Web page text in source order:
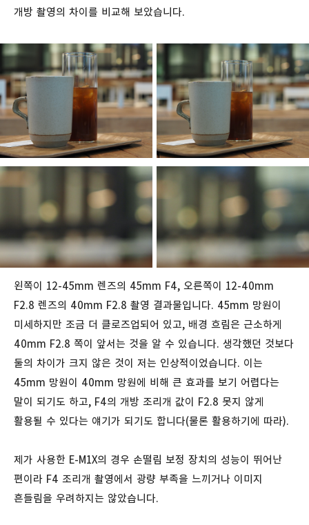
개방 촬영의 차이를 비교해 보았습니다.
왼쪽이 12-45mm 렌즈의 45mm F4, 오른쪽이 12-40mm
F2.8 렌즈의 40mm F2.8 촬영 결과물입니다. 45mm 망원이
미세하지만 조금 더 클로즈업되어 있고, 배경 흐림은 근소하게
40mm F2.8 쪽이 앞서는 것을 알 수 있습니다. 생각했던 것보다
둘의 차이가 크지 않은 것이 저는 인상적이었습니다. 이는
45mm 망원이 40mm 망원에 비해 큰 효과를 보기 어렵다는
말이 되기도 하고, F4의 개방 조리개 값이 F2.8 못지 않게
활용될 수 있다는 얘기가 되기도 합니다(물론 활용하기에 따라).
제가 사용한 E-M1X의 경우 손떨림 보정 장치의 성능이 뛰어난
편이라 F4 조리개 촬영에서 광량 부족을 느끼거나 이미지
흔들림을 우려하지는 않았습니다.